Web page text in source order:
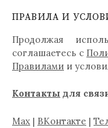
ПРАВИЛА И
Продолжая
соглашаетесь с
Правилами и
Контакты для
Max | ВКонтакте |